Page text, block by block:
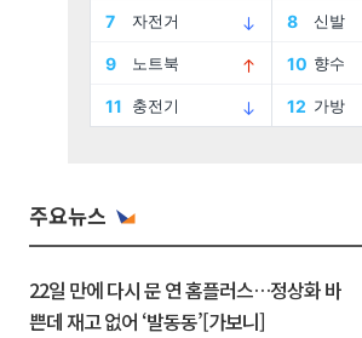
주요뉴스
22일 만에 다시 문 연 홈플러스…정상화 바
쁜데 재고 없어 ‘발동동’[가보니]